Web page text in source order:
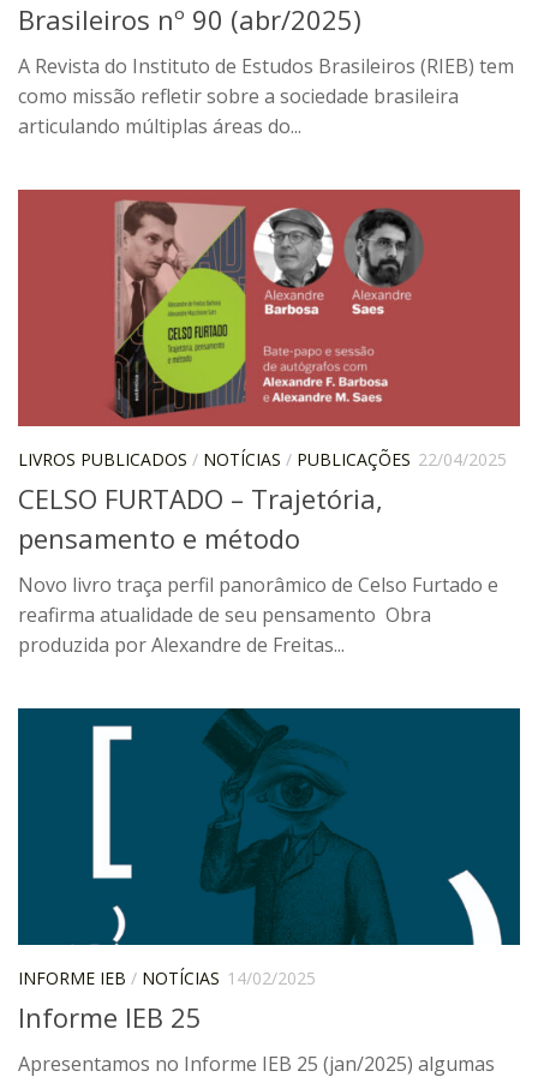
CDH
CEQUALI
CPg
CRInt
Acadêmico
Serviço de Apoio ao Ensino
Concurso Docente
Representação Discente
Licitações e Contratos
Abertas
Encerradas
Contratos
PCA
Divisão Administrativa Financeira
Sobre
Divisão de Apoio e Divulgação
Catálogo on-line
Consulta/Normas
Ações e Parcerias
Eventos
6º CIEAMP
Exposições
Brasileiros nº 90 (abr/2025)
A Revista do Instituto de Estudos Brasileiros (RIEB) tem
como missão refletir sobre a sociedade brasileira
articulando múltiplas áreas do...
LIVROS PUBLICADOS / NOTÍCIAS / PUBLICAÇÕES 22/04/2025
CELSO FURTADO – Trajetória,
pensamento e método
Novo livro traça perfil panorâmico de Celso Furtado e
reafirma atualidade de seu pensamento Obra
produzida por Alexandre de Freitas...
INFORME IEB / NOTÍCIAS 14/02/2025
Informe IEB 25
Apresentamos no Informe IEB 25 (jan/2025) algumas